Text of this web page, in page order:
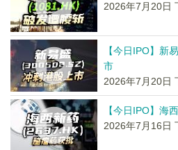
2026年7月20日
【今日IPO】新
市
2026年7月20日
【今日IPO】海
2026年7月16日